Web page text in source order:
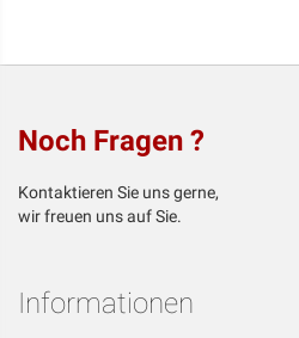
Noch Fragen ?
Kontaktieren Sie uns gerne,
wir freuen uns auf Sie.
Informationen